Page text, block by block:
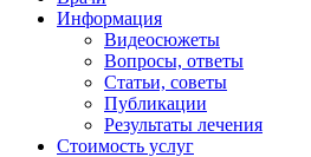
Информация
Видеосюжеты
Вопросы, ответы
Статьи, советы
Публикации
Результаты лечения
Стоимость услуг